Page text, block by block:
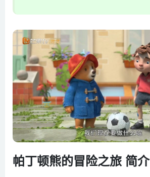
帕丁顿熊的冒险之旅 简介